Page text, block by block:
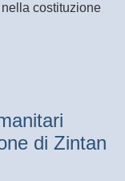
costituzione
di Zintan